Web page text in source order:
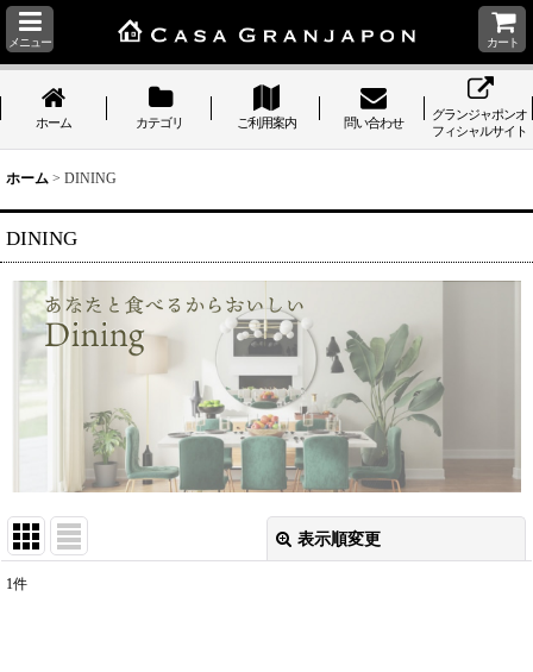
メニュー カート
ホーム カテゴリ ご利用案内 問い合わせ
グランジャポンオ
フィシャルサイト
ホーム > DINING
DINING
表示順変更
1件